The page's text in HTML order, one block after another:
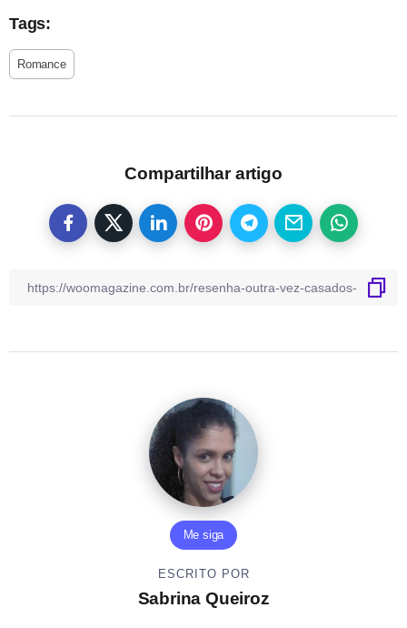
Tags:
Romance
Compartilhar artigo
Me siga
ESCRITO POR
Sabrina Queiroz